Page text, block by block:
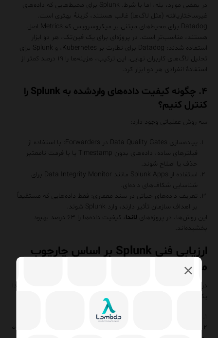
در بعضی موارد، بله، اما با شرط. Splunk برای محیط‌هایی که داده‌های
غیرساختاریافته (مثل لاگ‌ها) غالب هستند، گزینهٔ بهتری است.
Datadog برای محیط‌های مبتنی بر میکروسرویس که Metrics اصل
هستند، مناسب‌تر است. در پروژه‌ای برای یک فین‌تک، هر دو ابزار
استفاده شدند: Datadog برای نظارت بر Kubernetes، و Splunk برای
تحلیل لاگ‌های کاربران نهایی. این ترکیب، هزینه‌ها را ۱۹ درصد کمتر از
استفادهٔ انفرادی هر دو ابزار کرد.
۴. چگونه کیفیت داده‌های واردشده به Splunk را
کنترل کنیم؟
سه روش عملیاتی وجود دارد:
پیاده‌سازی Data Quality Gates در Forwarders: با استفاده از
فیلترهای ساده، داده‌های بدون Timestamp یا با فرمت نامعتبر
حذف یا اصلاح شوند.
استفاده از Splunk Apps مانند Data Integrity Monitor برای
شناسایی شکاف‌های داده‌ای.
تعریف داده‌های حیاتی در سند معماری: فقط داده‌هایی که مستقیماً
بر اهداف سازمان تأثیر دارند، وارد Splunk شوند.
این روش‌ها، در پروژه‌های لاندا
، کیفیت داده‌ها را ۶۳ درصد بهبود
بخشیده‌اند.
ارزیابی فنی Splunk بر اساس چارچوب
معماری داده
در
هرگز با خرید لایسنس شروع نمی‌شود. ابتدا
یک ارزیابی فنی انجام می‌شود که سه سؤال کلیدی را پاسخ می‌دهد:
۱. چه داده‌هایی واقعاً حیاتی هستند؟ (با تحلیل SLO/SLI سازمان)
۲. چه معماری خط لوله‌ای برای داده‌های فعلی و آینده لازم است؟ (با توجه